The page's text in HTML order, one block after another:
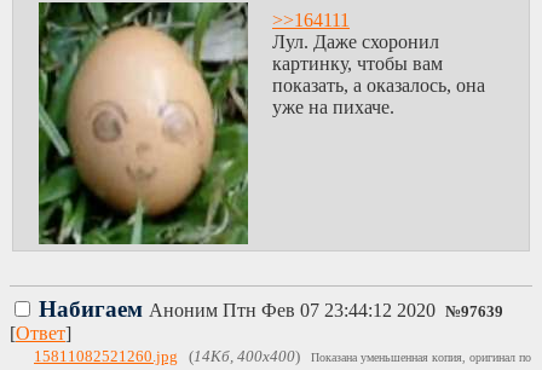
>>164111
Лул. Даже схоронил
картинку, чтобы вам
показать, а оказалось, она
уже на пихаче.
Набигаем Аноним Птн Фев 07 23:44:12 2020 №97639
[Ответ]
15811082521260.jpg (14Кб, 400x400)
Показана уменьшенная копия, оригинал по